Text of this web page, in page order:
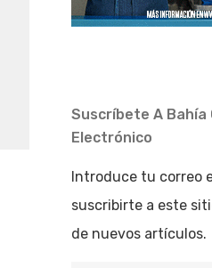
Suscríbete A Bahía
Electrónico
Introduce tu correo
suscribirte a este
de nuevos artículos.